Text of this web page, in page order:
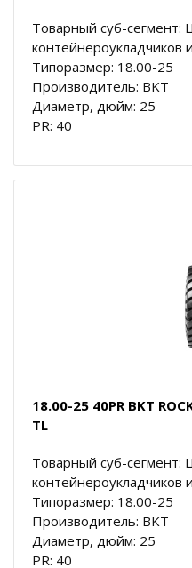
Товарный суб-сегмент:
контейнероукладчиков
Типоразмер: 18.00-25
Производитель: BKT
Диаметр, дюйм: 25
PR: 40
18.00-25 40PR BKT
TL
Товарный суб-сегмент:
контейнероукладчиков
Типоразмер: 18.00-25
Производитель: BKT
Диаметр, дюйм: 25
PR: 40